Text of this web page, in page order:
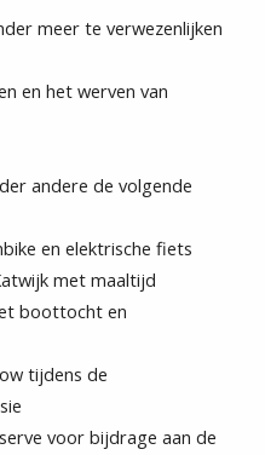
meer te verwezenlijken
en het werven van
andere de volgende
en elektrische fiets
met maaltijd
boottocht en
tijdens de
voor bijdrage aan de